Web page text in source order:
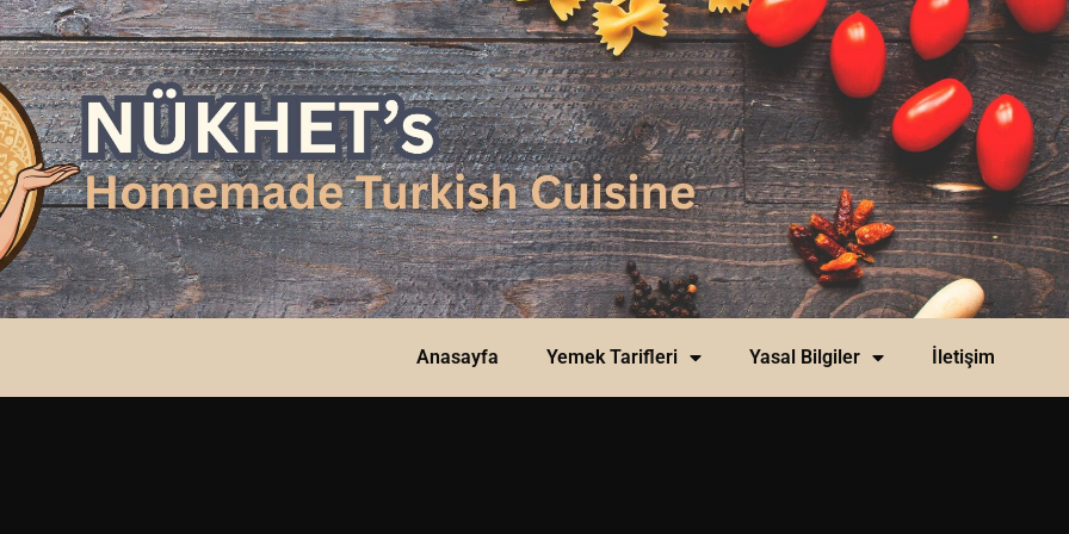
Anasayfa Yemek Tarifleri Yasal Bilgiler İletişim